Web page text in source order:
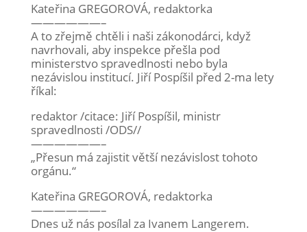
Kateřina GREGOROVÁ, redaktorka
——————–
A to zřejmě chtěli i naši zákonodárci, když
navrhovali, aby inspekce přešla pod
ministerstvo spravedlnosti nebo byla
nezávislou institucí. Jiří Pospíšil před 2-ma lety
říkal:
redaktor /citace: Jiří Pospíšil, ministr
spravedlnosti /ODS//
——————–
„Přesun má zajistit větší nezávislost tohoto
orgánu.“
Kateřina GREGOROVÁ, redaktorka
——————–
Dnes už nás posílal za Ivanem Langerem.